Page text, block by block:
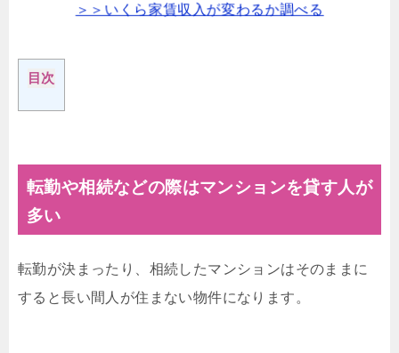
＞＞いくら家賃収入が変わるか調べる
目次
転勤や相続などの際はマンションを貸す人が
多い
転勤が決まったり、相続したマンションはそのままに
すると長い間人が住まない物件になります。